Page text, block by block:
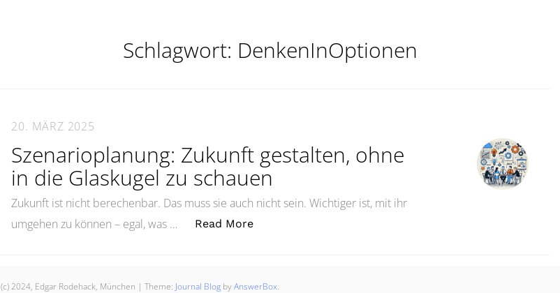
Schlagwort: DenkenInOptionen
20. MÄRZ 2025
Szenarioplanung: Zukunft gestalten, ohne
in die Glaskugel zu schauen
Zukunft ist nicht berechenbar. Das muss sie auch nicht sein. Wichtiger ist, mit ihr
umgehen zu können – egal, was …
Read More„Szenarioplanung: Zukunft gestalten, ohne in die
(c) 2024, Edgar Rodehack, München |Theme: Journal Blog byAnswerBox.